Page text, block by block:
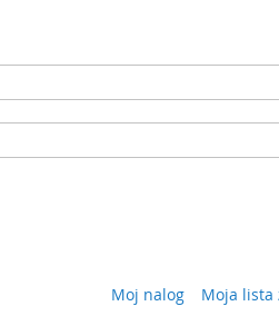
Moj nalog Moja lista